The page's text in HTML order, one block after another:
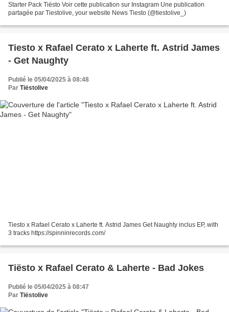
Starter Pack Tiësto Voir cette publication sur Instagram Une publication
partagée par Tiestolive, your website News Tiesto (@tiestolive_)
Tiesto x Rafael Cerato x Laherte ft. Astrid James
- Get Naughty
Publié le 05/04/2025 à 08:48
Par Tiëstolive
Tiesto x Rafael Cerato x Laherte ft. Astrid James Get Naughty inclus EP, with
3 tracks https://spinninrecords.com/
Tiësto x Rafael Cerato & Laherte - Bad Jokes
Publié le 05/04/2025 à 08:47
Par Tiëstolive